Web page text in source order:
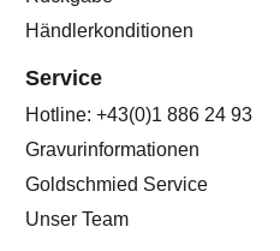
Händlerkonditionen
Service
Hotline: +43(0)1 886 24 93
Gravurinformationen
Goldschmied Service
Unser Team